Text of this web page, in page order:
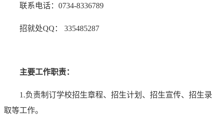
联系电话：0734-8336789
招就处QQ： 335485287
主要工作职责：
1.负责制订学校招生章程、招生计划、招生宣传、招生录
取等工作。